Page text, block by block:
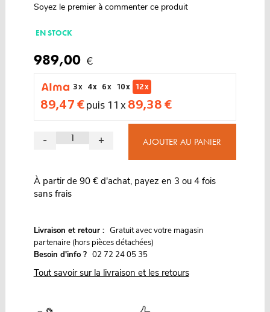
Soyez le premier à commenter ce produit
EN STOCK
989,00 €
3 x 4 x 6 x 10 x 12 x
89,47 €puis 11 x 89,38 €
- + AJOUTER AU PANIER
À partir de 90 € d'achat, payez en 3 ou 4 fois
sans frais
Livraison et retour : Gratuit avec votre magasin
partenaire (hors pièces détachées)
Besoin d'info ? 02 72 24 05 35
Tout savoir sur la livraison et les retours